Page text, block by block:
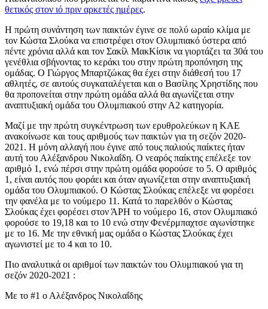
θετικός στον ιό πριν αρκετές ημέρες.
Η πρώτη συνάντηση των παικτών έγινε σε πολύ ωραίο κλίμα με
τον Κώστα Σλούκα να επιστρέφει στον Ολυμπιακό ύστερα από
πέντε χρόνια αλλά και τον Σακίλ ΜακΚίσικ να γιορτάζει τα 30ά του
γενέθλια σβήνοντας το κεράκι του στην πρώτη προπόνηση της
ομάδας. Ο Γιώργος Μπαρτζώκας θα έχει στην διάθεσή του 17
αθλητές, σε αυτούς συγκαταλέγεται και ο Βασίλης Χρηστίδης που
θα προπονείται στην πρώτη ομάδα αλλά θα αγωνίζεται στην
αναπτυξιακή ομάδα του Ολυμπιακού στην Α2 κατηγορία.
Μαζί με την πρώτη συγκέντρωση των ερυθρολεύκων η ΚΑΕ
ανακοίνωσε και τους αριθμούς των παικτών για τη σεζόν 2020-
2021. Η μόνη αλλαγή που έγινε από τους παλιούς παίκτες ήταν
αυτή του Αλέξανδρου Νικολαΐδη. Ο νεαρός παίκτης επέλεξε τον
αριθμό 1, ενώ πέρσι στην πρώτη ομάδα φορούσε το 5. Ο αριθμός
1, είναι αυτός που φοράει και όταν αγωνίζεται στην αναπτυξιακή
ομάδα του Ολυμπιακού. Ο Κώστας Σλούκας επέλεξε να φορέσει
την φανέλα με το νούμερο 11. Κατά το παρελθόν ο Κώστας
Σλούκας έχει φορέσει στον ΆΡΗ το νούμερο 16, στον Ολυμπιακό
φορούσε το 19,18 και το 10 ενώ στην Φενέρμπαχτσε αγωνίστηκε
με το 16. Με την εθνική μας ομάδα ο Κώστας Σλούκας έχει
αγωνιστεί με το 4 και το 10.
Πιο αναλυτικά οι αριθμοί των παικτών του Ολυμπιακού για τη
σεζόν 2020-2021 :
Με το #1 ο Αλέξανδρος Νικολαΐδης